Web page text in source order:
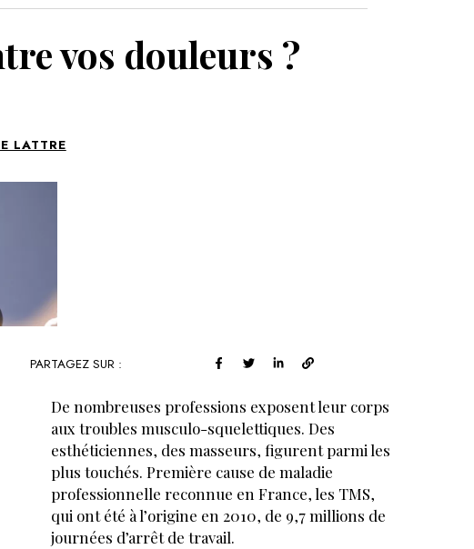
vos douleurs ?
LATTRE
PARTAGEZ SUR :
De nombreuses professions exposent leur corps
aux troubles musculo-squelettiques. Des
esthéticiennes, des masseurs, figurent parmi les
plus touchés. Première cause de maladie
professionnelle reconnue en France, les TMS,
qui ont été à l’origine en 2010, de 9,7 millions de
journées d’arrêt de travail.